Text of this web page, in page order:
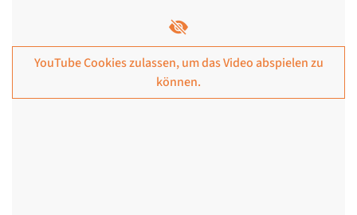
YouTube Cookies zulassen, um das Video abspielen zu
können.